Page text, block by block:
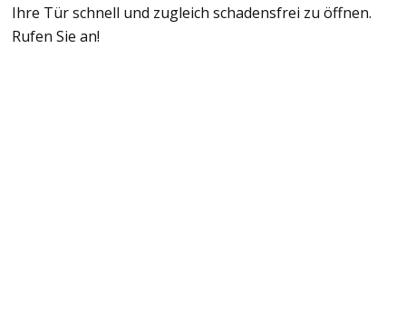
Ihre Tür schnell und zugleich schadensfrei zu öffnen.
Rufen Sie an!